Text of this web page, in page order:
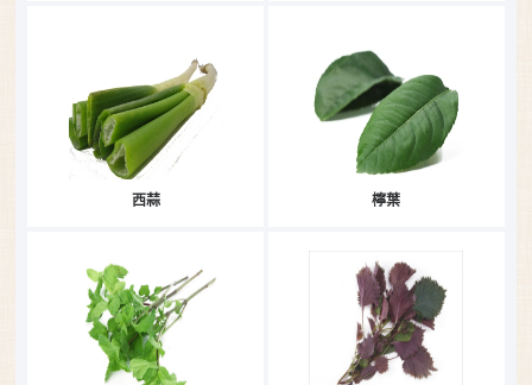
西蒜 檸葉